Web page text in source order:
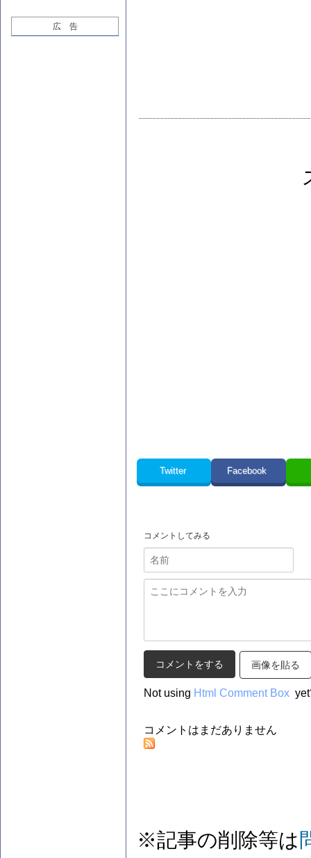
広 告
Twitter Facebook
コメントしてみる
画像を貼る
Not using Html Comment Box
コメントはまだありません
※記事の削除等は